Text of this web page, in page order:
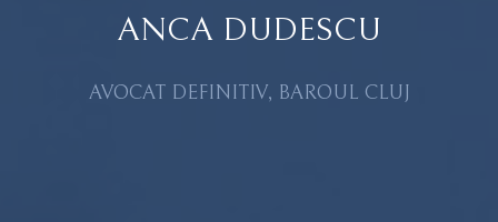
ANCA DUDESCU
AVOCAT DEFINITIV, BAROUL CLUJ